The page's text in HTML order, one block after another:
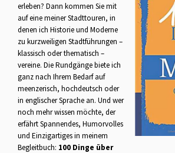
erleben? Dann kommen Sie mit
auf eine meiner Stadttouren, in
denen ich Historie und Moderne
zu kurzweiligen Stadtführungen –
klassisch oder thematisch –
vereine. Die Rundgänge biete ich
ganz nach Ihrem Bedarf auf
meenzerisch, hochdeutsch oder
in englischer Sprache an. Und wer
noch mehr wissen möchte, der
erfährt Spannendes, Humorvolles
und Einzigartiges in meinem
Begleitbuch: 100 Dinge über